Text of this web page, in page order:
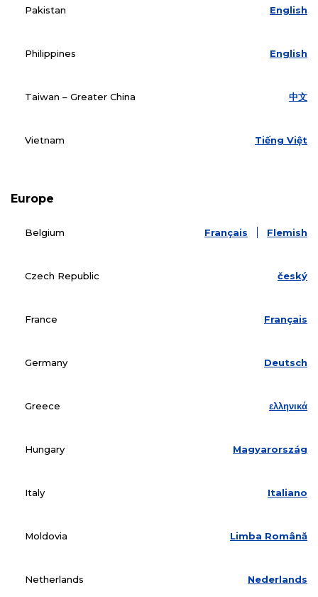
Pakistan English
Philippines English
Taiwan – Greater China 中文
Vietnam Tiếng Việt
Europe
Belgium Français Flemish
Czech Republic český
France Français
Germany Deutsch
Greece ελληνικά
Hungary Magyarország
Italy Italiano
Moldovia Limba Română
Netherlands Nederlands